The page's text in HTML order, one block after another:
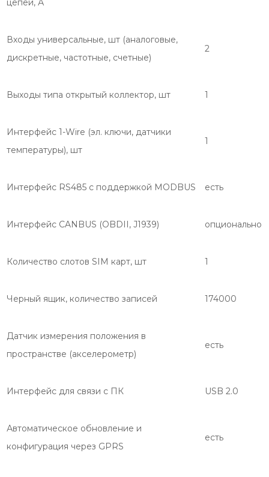
цепей, А
Входы универсальные, шт (аналоговые,
дискретные, частотные, счетные)
2
Выходы типа открытый коллектор, шт 1
Интерфейс 1-Wire (эл. ключи, датчики
температуры), шт
1
Интерфейс RS485 с поддержкой MODBUS есть
Интерфейс CANBUS (OBDII, J1939) опционально
Количество слотов SIM карт, шт 1
Черный ящик, количество записей 174000
Датчик измерения положения в
пространстве (акселерометр)
есть
Интерфейс для связи с ПК USB 2.0
Автоматическое обновление и
конфигурация через GPRS
есть